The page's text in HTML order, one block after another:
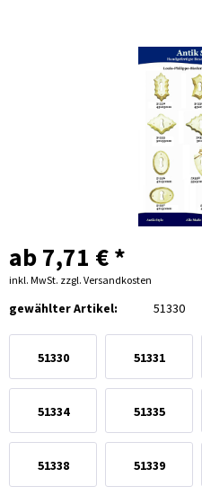
ab 7,71 € *
inkl. MwSt. zzgl. Versandkosten
gewählter Artikel: 51330
51330 51331
51334 51335
51338 51339